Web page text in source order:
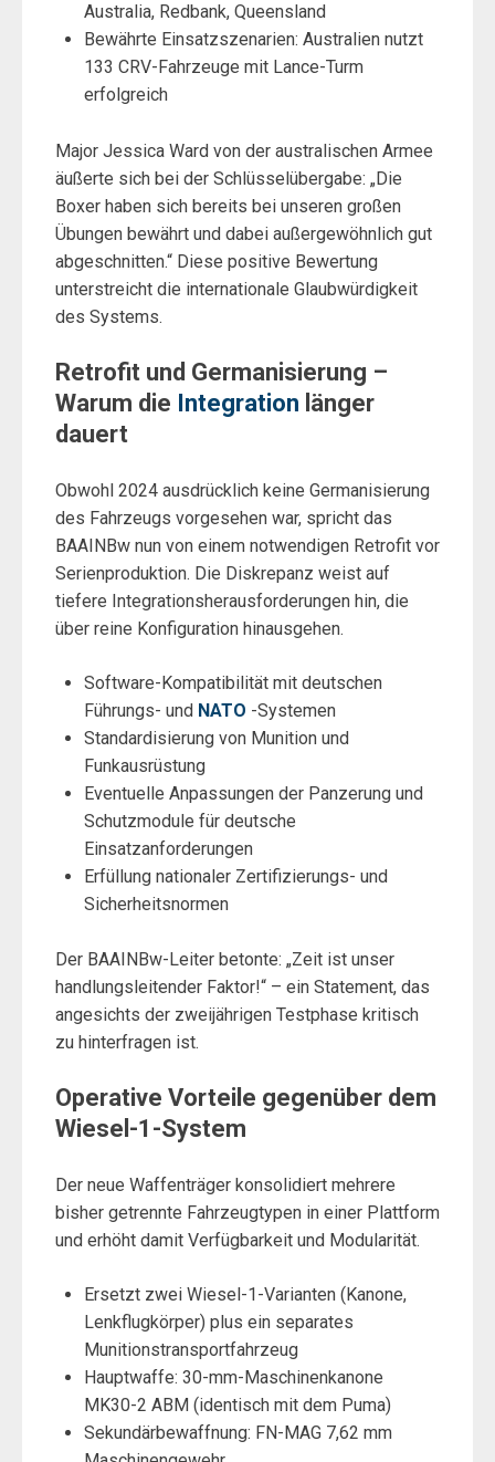
Australia, Redbank, Queensland
Bewährte Einsatzszenarien: Australien nutzt
133 CRV-Fahrzeuge mit Lance-Turm
erfolgreich
Major Jessica Ward von der australischen Armee
äußerte sich bei der Schlüsselübergabe: „Die
Boxer haben sich bereits bei unseren großen
Übungen bewährt und dabei außergewöhnlich gut
abgeschnitten.“ Diese positive Bewertung
unterstreicht die internationale Glaubwürdigkeit
des Systems.
Retrofit und Germanisierung –
Warum die Integration länger
dauert
Obwohl 2024 ausdrücklich keine Germanisierung
des Fahrzeugs vorgesehen war, spricht das
BAAINBw nun von einem notwendigen Retrofit vor
Serienproduktion. Die Diskrepanz weist auf
tiefere Integrationsherausforderungen hin, die
über reine Konfiguration hinausgehen.
Software-Kompatibilität mit deutschen
Führungs- und NATO -Systemen
Standardisierung von Munition und
Funkausrüstung
Eventuelle Anpassungen der Panzerung und
Schutzmodule für deutsche
Einsatzanforderungen
Erfüllung nationaler Zertifizierungs- und
Sicherheitsnormen
Der BAAINBw-Leiter betonte: „Zeit ist unser
handlungsleitender Faktor!“ – ein Statement, das
angesichts der zweijährigen Testphase kritisch
zu hinterfragen ist.
Operative Vorteile gegenüber dem
Wiesel-1-System
Der neue Waffenträger konsolidiert mehrere
bisher getrennte Fahrzeugtypen in einer Plattform
und erhöht damit Verfügbarkeit und Modularität.
Ersetzt zwei Wiesel-1-Varianten (Kanone,
Lenkflugkörper) plus ein separates
Munitionstransportfahrzeug
Hauptwaffe: 30-mm-Maschinenkanone
MK30-2 ABM (identisch mit dem Puma)
Sekundärbewaffnung: FN-MAG 7,62 mm